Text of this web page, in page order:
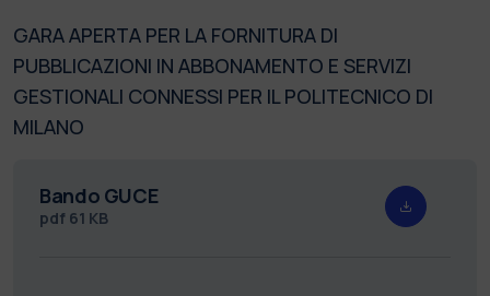
GARA APERTA PER LA FORNITURA DI
PUBBLICAZIONI IN ABBONAMENTO E SERVIZI
GESTIONALI CONNESSI PER IL POLITECNICO DI
MILANO
Bando GUCE
pdf 61 KB